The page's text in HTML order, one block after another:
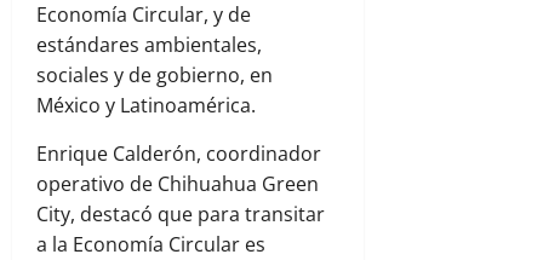
Economía Circular, y de
estándares ambientales,
sociales y de gobierno, en
México y Latinoamérica.
Enrique Calderón, coordinador
operativo de Chihuahua Green
City, destacó que para transitar
a la Economía Circular es